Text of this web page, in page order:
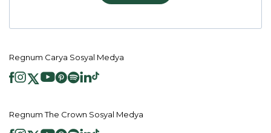
Regnum Carya Sosyal Medya
Regnum The Crown Sosyal Medya